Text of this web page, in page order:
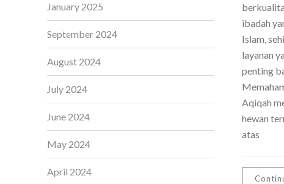
ibadah
Islam,
layanan
penting
Aqiqah
hewan
atas
January 2025
September 2024
August 2024
July 2024
June 2024
May 2024
April 2024